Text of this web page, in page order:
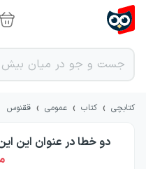
کتابچی › کتاب › عمومی › ققنوس
دو خطا در عنوان این